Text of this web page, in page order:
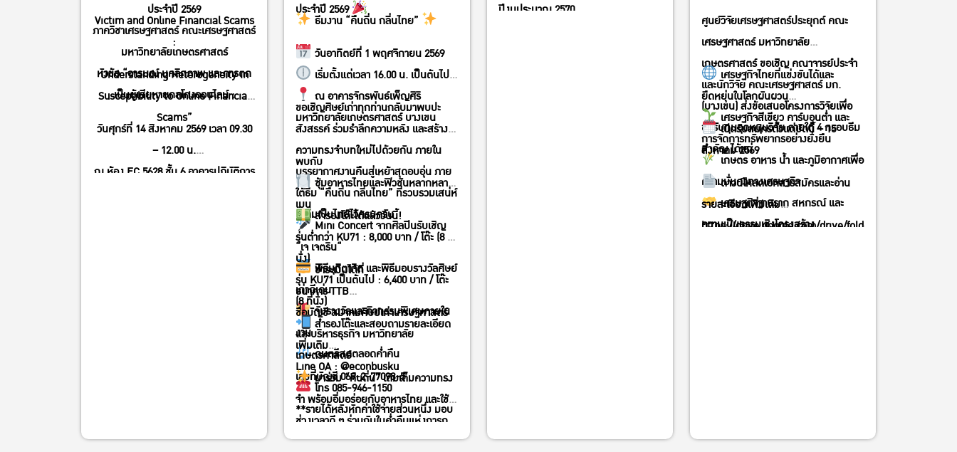
ประจำปี 2569
ภาควิชาเศรษฐศาสตร์ คณะเศรษฐศาสตร์
มหาวิทยาลัยเกษตรศาสตร์
หัวข้อ “อารมณ์ บุคลิกภาพ และการตก
เป็นผู้เสียหายกลโกงออนไลน์ :
Victim and Online Financial Scams
:
Understanding Heterogeneity in
Susceptibility to Online Financial
Scams”
วันศุกร์ที่ 14 สิงหาคม 2569 เวลา 09.30
– 12.00 น.
ณ ห้อง EC 5628 ชั้น 6 อาคารปฏิบัติการ
ประจำปี 2569
ธีมงาน “คืนถิ่น กลิ่นไทย”
วันอาทิตย์ที่ 1 พฤศจิกายน 2569
เริ่มตั้งแต่เวลา 16.00 น. เป็นต้นไป
ณ อาคารจักรพันธ์เพ็ญศิริ
มหาวิทยาลัยเกษตรศาสตร์ บางเขน
ขอเชิญศิษย์เก่าทุกท่านกลับมาพบปะ
สังสรรค์ ร่วมรำลึกความหลัง และสร้าง
ความทรงจำบทใหม่ไปด้วยกัน ภายใน
บรรยากาศงานคืนสู่เหย้าสุดอบอุ่น ภาย
ใต้ธีม “คืนถิ่น กลิ่นไทย” ที่รวบรวมเสน่ห์
ความเป็นไทยไว้ครบครัน
พบกับ
ซุ้มอาหารไทยและฟิวชันหลากหลาย
เมนู
Mini Concert จากศิลปินรับเชิญ
“เจ เจตริน“
พิธีมุทิตาจิต และพิธีมอบรางวัลศิษย์
เก่าดีเด่น
จับรางวัลและกิจกรรมพิเศษภายใน
งาน
ดนตรีสดตลอดค่ำคืน
สำรองโต๊ะได้แล้ววันนี้!
รุ่นต่ำกว่า KU71 : 8,000 บาท / โต๊ะ (8 ที่
นั่ง)
รุ่น KU71 เป็นต้นไป : 6,400 บาท / โต๊ะ
(8 ที่นั่ง)
ชำระเงินได้ที่
ธนาคาร TTB
ชื่อบัญชี สมาคมศิษย์เก่าเศรษฐศาสตร์
และบริหารธุรกิจ มหาวิทยาลัย
เกษตรศาสตร์
เลขที่บัญชี 069-2-77098-5
สำรองโต๊ะและสอบถามรายละเอียด
เพิ่มเติม
Line OA : @econbusku
โทร 085-946-1150
**รายได้หลังหักค่าใช้จ่ายส่วนหนึ่ง มอบ
มาร่วม “คืนถิ่น” เติมเต็มความทรง
จำ พร้อมอิ่มอร่อยกับอาหารไทย และใช้
ช่วงเวลาดี ๆ ร่วมกันในค่ำคืนแห่งการก
ลับบ้านของชาวเศรษฐศาสตร์และ
ปีงบประมาณ 2570
Quartile 2 (Q2)
ศูนย์วิจัยเศรษฐศาสตร์ประยุกต์ คณะ
เศรษฐศาสตร์ มหาวิทยาลัย
เกษตรศาสตร์ ขอเชิญ คณาจารย์ประจำ
และนักวิจัย คณะเศรษฐศาสตร์ มก.
(บางเขน) ส่งข้อเสนอโครงการวิจัยเพื่อ
ขอรับทุนอุดหนุนวิจัย ภายใต้ 4 กรอบธีม
สำคัญ ได้แก่
เศรษฐกิจไทยที่แข่งขันได้และ
ยืดหยุ่นในโลกผันผวน
เศรษฐกิจสีเขียว คาร์บอนต่ำ และ
การจัดการทรัพยากรอย่างยั่งยืน
เกษตร อาหาร น้ำ และภูมิอากาศเพื่อ
ความมั่นคงทางเศรษฐกิจ
เศรษฐกิจฐานราก สหกรณ์ และ
ความเป็นธรรมเชิงโครงสร้าง
เปิดรับสมัครตั้งแต่บัดนี้ – 15
สิงหาคม 2569
ดาวน์โหลดเอกสารสมัครและอ่าน
รายละเอียดเพิ่มเติม
https://drive.google.com/drive/folders/